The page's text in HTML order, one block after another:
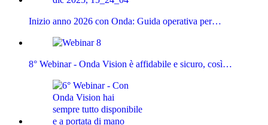
Inizio anno 2026 con Onda: Guida operativa per…
8° Webinar - Onda Vision è affidabile e sicuro, così…